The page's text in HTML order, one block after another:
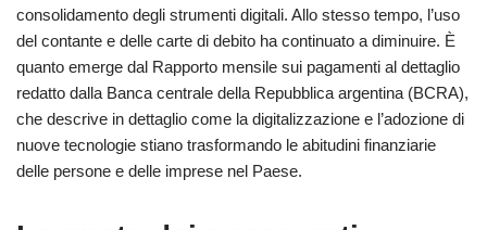
consolidamento degli strumenti digitali. Allo stesso tempo, l’uso
del contante e delle carte di debito ha continuato a diminuire. È
quanto emerge dal Rapporto mensile sui pagamenti al dettaglio
redatto dalla Banca centrale della Repubblica argentina (BCRA),
che descrive in dettaglio come la digitalizzazione e l’adozione di
nuove tecnologie stiano trasformando le abitudini finanziarie
delle persone e delle imprese nel Paese.